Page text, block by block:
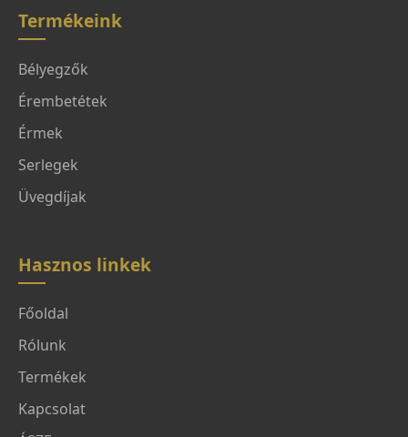
Termékeink
Bélyegzők
Érembetétek
Érmek
Serlegek
Üvegdíjak
Hasznos linkek
Főoldal
Rólunk
Termékek
Kapcsolat